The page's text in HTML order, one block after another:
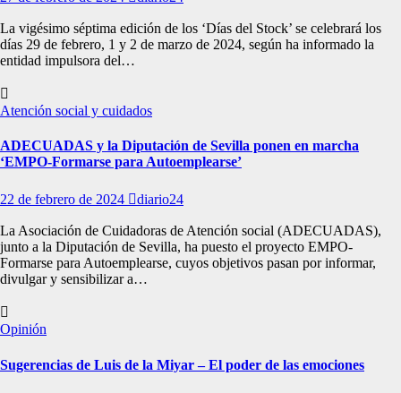
La vigésimo séptima edición de los ‘Días del Stock’ se celebrará los
días 29 de febrero, 1 y 2 de marzo de 2024, según ha informado la
entidad impulsora del…
Atención social y cuidados
ADECUADAS y la Diputación de Sevilla ponen en marcha
‘EMPO-Formarse para Autoemplearse’
22 de febrero de 2024 diario24
La Asociación de Cuidadoras de Atención social (ADECUADAS),
junto a la Diputación de Sevilla, ha puesto el proyecto EMPO-
Formarse para Autoemplearse, cuyos objetivos pasan por informar,
divulgar y sensibilizar a…
Opinión
Sugerencias de Luis de la Miyar – El poder de las emociones